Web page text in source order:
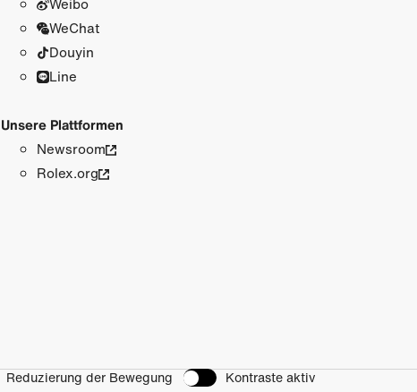
WeChat
Douyin
Line
Unsere Plattformen
Newsroom
Rolex.org
Reduzierung der Bewegung Kontraste aktiv